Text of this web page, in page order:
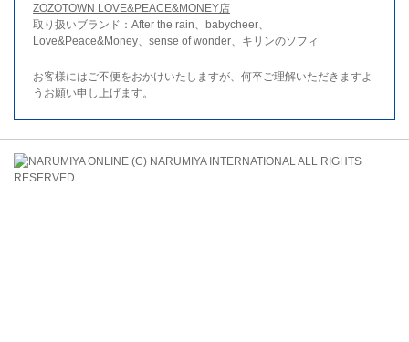
ZOZOTOWN LOVE&PEACE&MONEY店
取り扱いブランド：After the rain、babycheer、
Love&Peace&Money、sense of wonder、キリンのソフィ
お客様にはご不便をおかけいたしますが、何卒ご理解いただきますよ
うお願い申し上げます。